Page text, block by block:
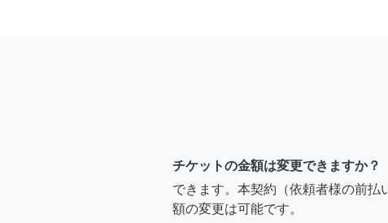
チケットの金額は変更できますか？
できます。本契約（依頼者様の前払
額の変更は可能です。